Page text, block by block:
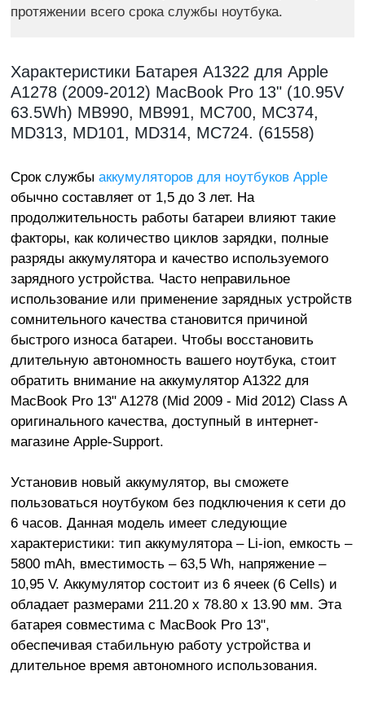
протяжении всего срока службы ноутбука.
Характеристики Батарея A1322 для Apple
A1278 (2009-2012) MacBook Pro 13" (10.95V
63.5Wh) MB990, MB991, MC700, MC374,
MD313, MD101, MD314, MC724. (61558)
Срок службы аккумуляторов для ноутбуков Apple
обычно составляет от 1,5 до 3 лет. На
продолжительность работы батареи влияют такие
факторы, как количество циклов зарядки, полные
разряды аккумулятора и качество используемого
зарядного устройства. Часто неправильное
использование или применение зарядных устройств
сомнительного качества становится причиной
быстрого износа батареи. Чтобы восстановить
длительную автономность вашего ноутбука, стоит
обратить внимание на аккумулятор A1322 для
MacBook Pro 13" A1278 (Mid 2009 - Mid 2012) Class A
оригинального качества, доступный в интернет-
магазине Apple-Support.
Установив новый аккумулятор, вы сможете
пользоваться ноутбуком без подключения к сети до
6 часов. Данная модель имеет следующие
характеристики: тип аккумулятора – Li-ion, емкость –
5800 mAh, вместимость – 63,5 Wh, напряжение –
10,95 V. Аккумулятор состоит из 6 ячеек (6 Cells) и
обладает размерами 211.20 x 78.80 x 13.90 мм. Эта
батарея совместима с MacBook Pro 13",
обеспечивая стабильную работу устройства и
длительное время автономного использования.